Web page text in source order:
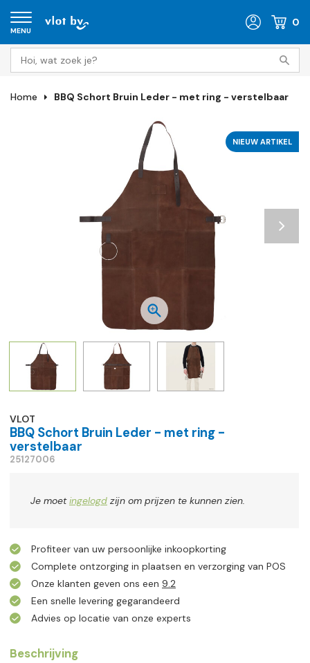
MENU
0
Home BBQ Schort Bruin Leder - met ring - verstelbaar
NIEUW ARTIKEL
VLOT
BBQ Schort Bruin Leder - met ring -
verstelbaar
25127006
Je moetingelogd zijn om prijzen te kunnen zien.
Profiteer van uw persoonlijke inkoopkorting
Complete ontzorging in plaatsen en verzorging van POS
Onze klanten geven ons een 9.2
Een snelle levering gegarandeerd
Advies op locatie van onze experts
Beschrijving